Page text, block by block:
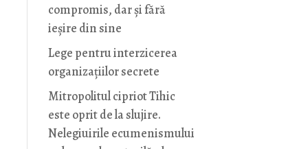
compromis, dar și fără
ieșire din sine
Lege pentru interzicerea
organizaţiilor secrete
Mitropolitul cipriot Tihic
este oprit de la slujire.
Nelegiuirile ecumenismului